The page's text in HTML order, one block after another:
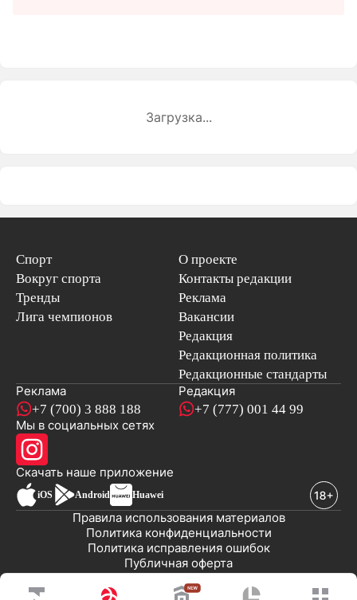
Загрузка...
Спорт
Вокруг спорта
Тренды
Лига чемпионов
О проекте
Контакты редакции
Реклама
Вакансии
Редакция
Редакционная политика
Редакционные стандарты
Реклама
+7 (700) 3 888 188
Редакция
+7 (777) 001 44 99
Мы в социальных сетях
Скачать наше приложениеновостей
iOS Android Huawei
Публичная оферта
Политика исправления ошибок
Политика конфиденциальности
Правила использования материалов